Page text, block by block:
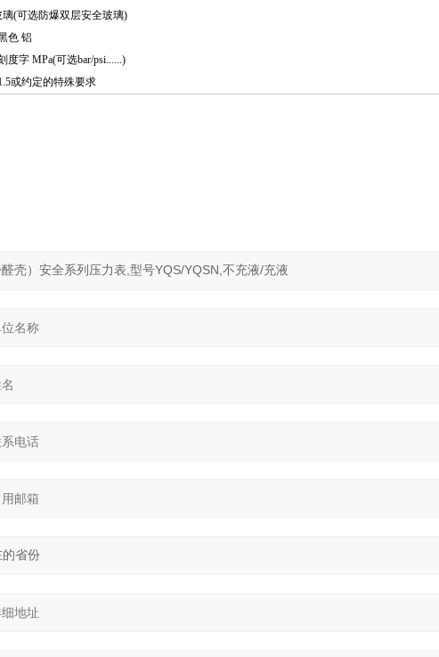
璃(可选防爆双层安全玻璃)
色 铝
度字 MPa(可选bar/psi......)
或约定的特殊要求